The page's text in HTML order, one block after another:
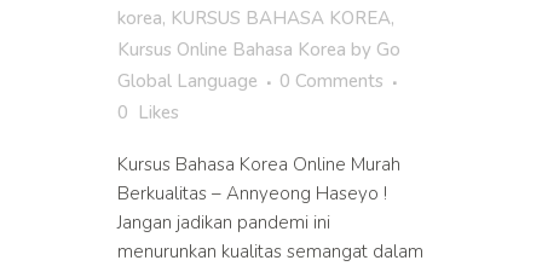
korea, KURSUS BAHASA KOREA,
Kursus Online Bahasa Korea by Go
Global Language
0 Comments
0 Likes
Kursus Bahasa Korea Online Murah
Berkualitas – Annyeong Haseyo !
Jangan jadikan pandemi ini
menurunkan kualitas semangat dalam